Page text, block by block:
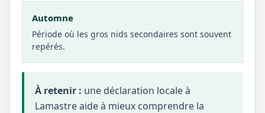
Automne
Période où les gros nids secondaires sont souvent
repérés.
À retenir : une déclaration locale à
Lamastre aide à mieux comprendre la